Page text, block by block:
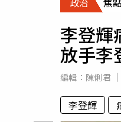
李登
放手李
編輯： 陳俐君
李登輝